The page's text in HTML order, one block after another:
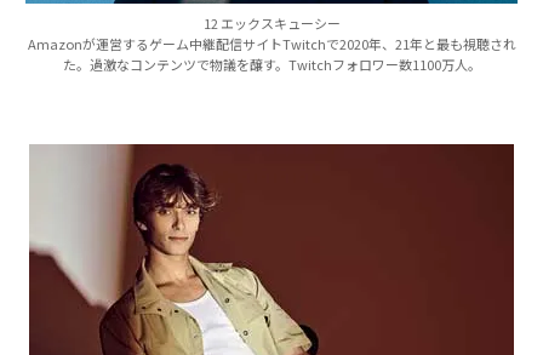
12 エックスキューシー
Amazonが運営するゲーム中継配信サイトTwitchで2020年、21年と最も視聴され
た。過激なコンテンツで物議を醸す。Twitchフォロワー数1100万人。